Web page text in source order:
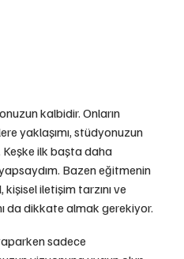
kalbidir. Onların
yaklaşımı, stüdyonuzun
Keşke ilk başta daha
Bazen eğitmenin
iletişim tarzını ve
da dikkate almak gerekiyor.
sadece